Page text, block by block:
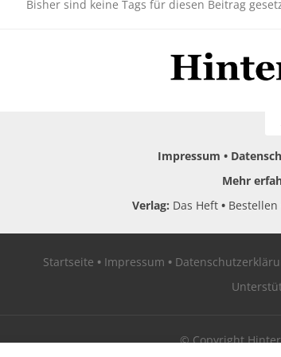
Bisher sind keine Tags für diesen Beitrag
Impressum
Mehr
Verlag: Das Heft Bestellen
Startseite Impressum
© Copyright